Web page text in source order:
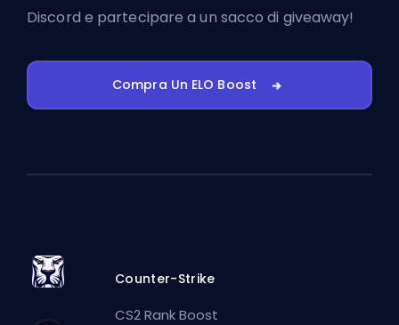
Discord e partecipare a un sacco di giveaway!
Compra Un ELO Boost
Counter-Strike
CS2 Rank Boost